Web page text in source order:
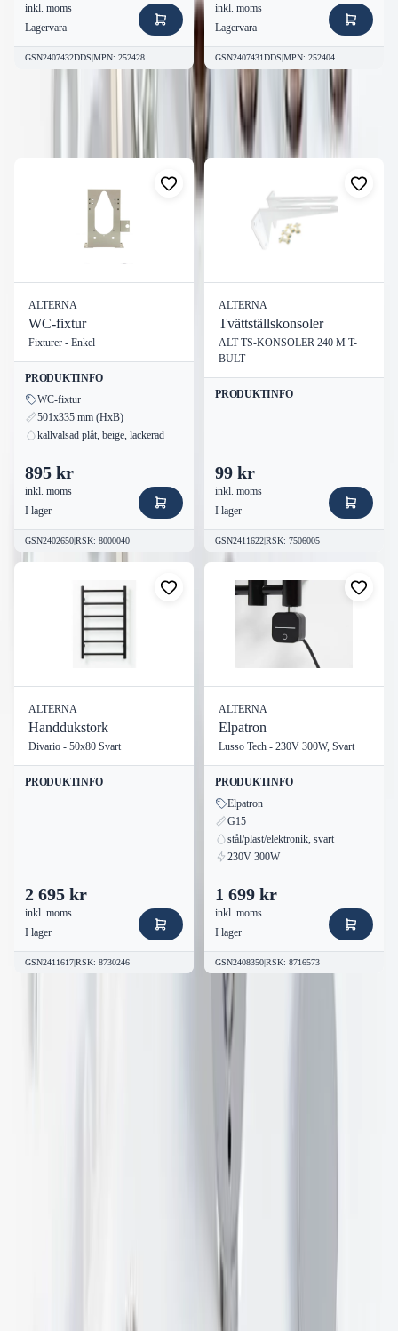
inkl. moms
Lagervara
GSN2407432DDS|MPN: 252428
inkl. moms
Lagervara
GSN2407431DDS|MPN: 252404
Fler produkter frånAlterna
ALTERNA
WC-fixtur
Fixturer - Enkel
PRODUKTINFO
WC-fixtur
501x335 mm (HxB)
kallvalsad plåt, beige, lackerad
895 kr
inkl. moms
I lager
GSN2402650|RSK: 8000040
ALTERNA
Tvättställskonsoler
ALT TS-KONSOLER 240 M T-
BULT
PRODUKTINFO
99 kr
inkl. moms
I lager
GSN2411622|RSK: 7506005
ALTERNA
Handdukstork
Divario - 50x80 Svart
PRODUKTINFO
2 695 kr
inkl. moms
I lager
GSN2411617|RSK: 8730246
ALTERNA
Elpatron
Lusso Tech - 230V 300W, Svart
PRODUKTINFO
Elpatron
G15
stål/plast/elektronik, svart
230V 300W
1 699 kr
inkl. moms
I lager
GSN2408350|RSK: 8716573
Alterna Väggfäste
CALORE i Krom - För Väggmontering
om Alterna Väggfäste
CALORE i Krom - För Väggmontering
Vilken handdukstork passar Alterna Väggfäste